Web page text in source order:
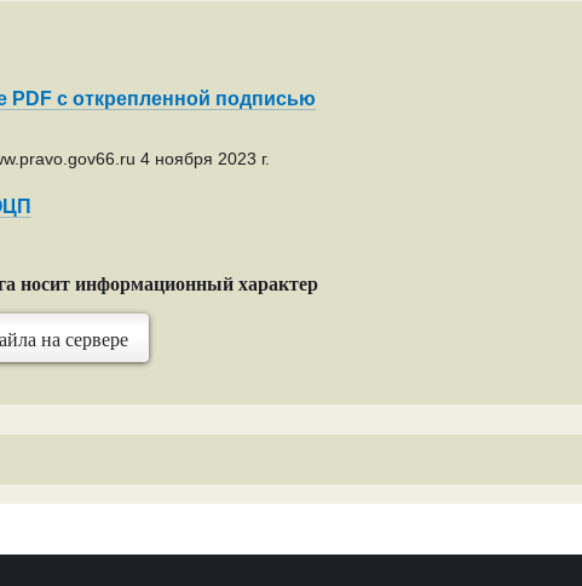
с открепленной подписью
4 ноября 2023 г.
носит информационный характер
на сервере